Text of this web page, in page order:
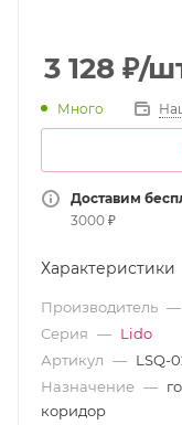
3 128 ₽/
Много
Доставим
3000 ₽
Характеристики
Производитель —
Серия — Lido
Артикул — LSQ-
Назначение —
коридор